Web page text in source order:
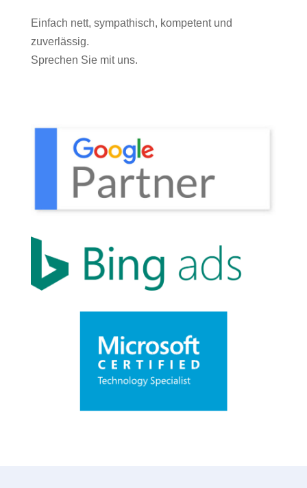
Einfach nett, sympathisch, kompetent und
zuverlässig.
Sprechen Sie mit uns.